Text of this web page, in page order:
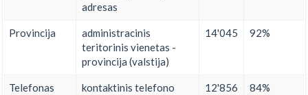
adresas
Provincija
administracinis
teritorinis vienetas -
provincija (valstija)
14'045 92%
Telefonas
kontaktinis telefono
12'856 84%